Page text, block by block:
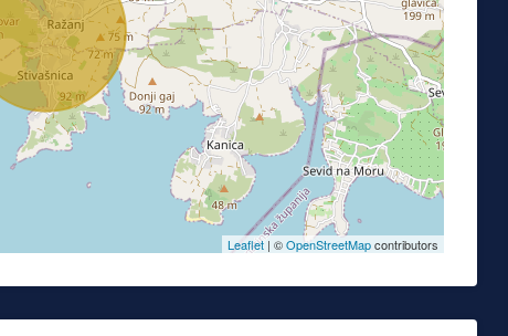
Leaflet| ©OpenStreetMapcontributors